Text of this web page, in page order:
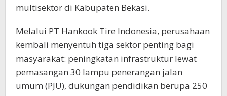
multisektor di Kabupaten Bekasi.
Melalui PT Hankook Tire Indonesia, perusahaan
kembali menyentuh tiga sektor penting bagi
masyarakat: peningkatan infrastruktur lewat
pemasangan 30 lampu penerangan jalan
umum (PJU), dukungan pendidikan berupa 250